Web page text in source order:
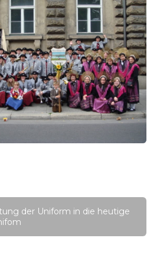
der Uniform in die heutige